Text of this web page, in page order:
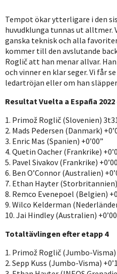
Tempot ökar ytterligare i den
huvudklunga tunnas ut
ganska teknisk och alla
kommer till den avslutande
Roglič att han menar allvar.
och vinner en klar seger. Vi får
ledartröjan eller om han
Resultat Vuelta a España
1. Primož Roglič (Slovenien)
2. Mads Pedersen (Danmark)
3. Enric Mas (Spanien) +0’00”
4. Quetin Oacher (Frankrike)
5. Pavel Sivakov (Frankrike)
6. Ben O’Connor (Australien)
7. Ethan Hayter (Storbritannien)
8. Remco Evenepoel (Belgien)
9. Wilco Kelderman
10. Jai Hindley (Australien)
Totaltävlingen efter etapp 4
1. Primož Roglič (Jumbo-Visma)
2. Sepp Kuss (Jumbo-Visma)